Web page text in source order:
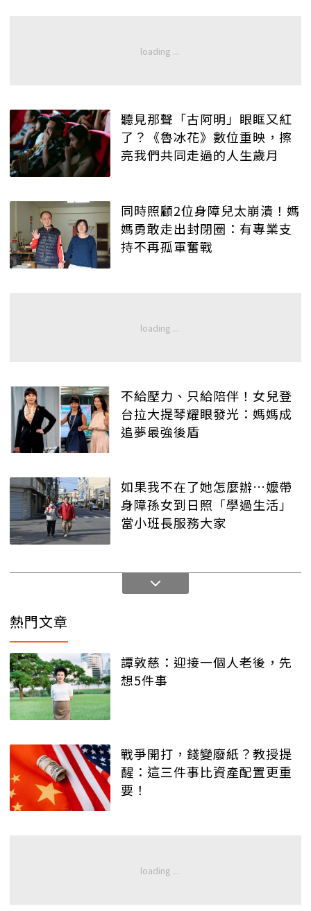
聽見那聲「古阿明」眼眶又紅
了？《魯冰花》數位重映，擦
亮我們共同走過的人生歲月
同時照顧2位身障兒太崩潰！媽
媽勇敢走出封閉圈：有專業支
持不再孤軍奮戰
不給壓力、只給陪伴！女兒登
台拉大提琴耀眼發光：媽媽成
追夢最強後盾
如果我不在了她怎麼辦…嬤帶
身障孫女到日照「學過生活」
當小班長服務大家
熱門文章
譚敦慈：迎接一個人老後，先
想5件事
戰爭開打，錢變廢紙？教授提
醒：這三件事比資產配置更重
要！